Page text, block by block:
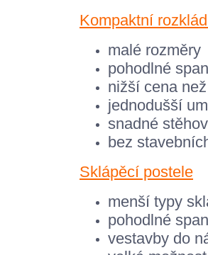
Kompaktní
malé rozměry
pohodlné
nižší cena
jednodušší
snadné
bez
Sklápěcí postele
menší typy
pohodlné
vestavby do